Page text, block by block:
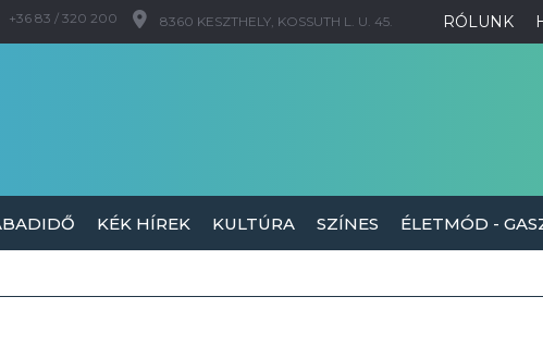
RÓLUNK
+36 83 / 320 200 8360 KESZTHELY, KOSSUTH L. U. 45.
KÉK HÍREK KULTÚRA SZÍNES ÉLETMÓD -